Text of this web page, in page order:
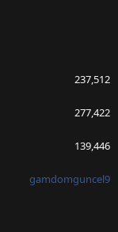
237,512
277,422
139,446
gamdomguncel9